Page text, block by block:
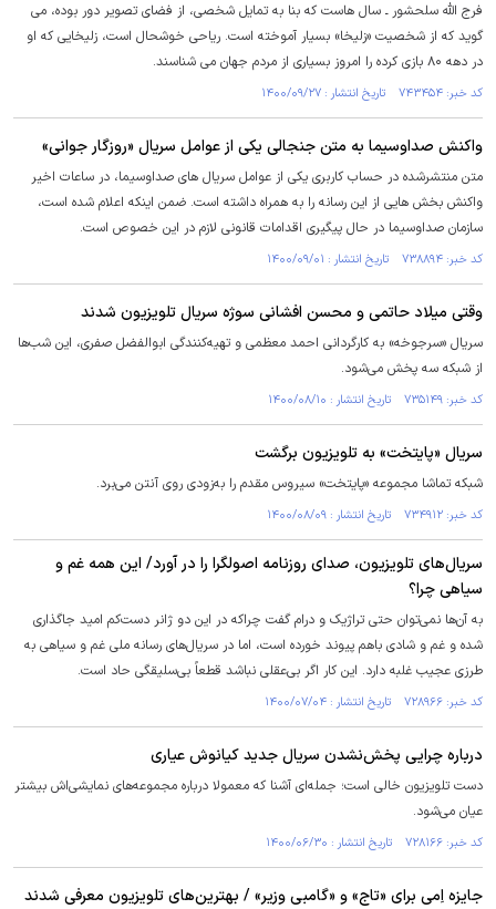
فرج الله سلحشور ـ سال هاست که بنا به تمایل شخصی، از فضای تصویر دور بوده، می
گوید که از شخصیت «زلیخا» بسیار آموخته است. ریاحی خوشحال است، زلیخایی که او
در دهه ۸۰ بازی کرده را امروز بسیاری از مردم جهان می شناسند.
کد خبر: ۷۴۳۴۵۴ تاریخ انتشار : ۱۴۰۰/۰۹/۲۷
واکنش صداوسیما به متن جنجالی یکی از عوامل سریال «روزگار جوانی»
متن منتشرشده در حساب کاربری یکی از عوامل سریال های صداوسیما، در ساعات اخیر
واکنش بخش هایی از این رسانه را به همراه داشته است. ضمن اینکه اعلام شده است،
سازمان صداوسیما در حال پیگیری اقدامات قانونی لازم در این خصوص است.
کد خبر: ۷۳۸۸۹۴ تاریخ انتشار : ۱۴۰۰/۰۹/۰۱
وقتی میلاد حاتمی و محسن افشانی سوژه سریال تلویزیون شدند
سریال «سرجوخه» به کارگردانی احمد معظمی و تهیه‌کنندگی ابوالفضل صفری، این شب‌ها
از شبکه سه پخش می‌شود.
کد خبر: ۷۳۵۱۴۹ تاریخ انتشار : ۱۴۰۰/۰۸/۱۰
سریال «پایتخت» به تلویزیون برگشت
شبکه تماشا مجموعه «پایتخت» سیروس مقدم را به‌زودی روی آنتن می‌برد.
کد خبر: ۷۳۴۹۱۲ تاریخ انتشار : ۱۴۰۰/۰۸/۰۹
سریال‌های تلویزیون، صدای روزنامه اصولگرا را در آورد/ این همه غم و
سیاهی چرا؟
به آن‌ها نمی‌توان حتی تراژیک و درام گفت چراکه در این دو ژانر دست‌کم امید جاگذاری
شده و غم و شادی باهم پیوند خورده است، اما در سریال‌های رسانه ملی غم و سیاهی به
طرزی عجیب غلبه دارد. این کار اگر بی‌عقلی نباشد قطعاً بی‌سلیقگی حاد است.
کد خبر: ۷۲۸۹۶۶ تاریخ انتشار : ۱۴۰۰/۰۷/۰۴
درباره چرایی پخش‌نشدن سریال جدید کیانوش عیاری
دست تلویزیون خالی است؛ جمله‌ای آشنا که معمولا درباره مجموعه‌های نمایشی‌اش بیشتر
عیان می‌شود.
کد خبر: ۷۲۸۱۶۶ تاریخ انتشار : ۱۴۰۰/۰۶/۳۰
جایزه اِمی برای «تاج» و «گامبی وزیر» / بهترین‌های تلویزیون معرفی شدند